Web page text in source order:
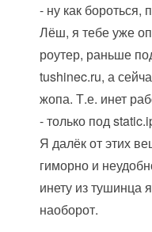
- ну как бороться,
Лёш, я тебе уже
роутер, раньше
tushinec.ru, а
жопа. Т.е. инет
- только под
Я далёк от этих
гиморно и
инету из тушинца
наоборот.